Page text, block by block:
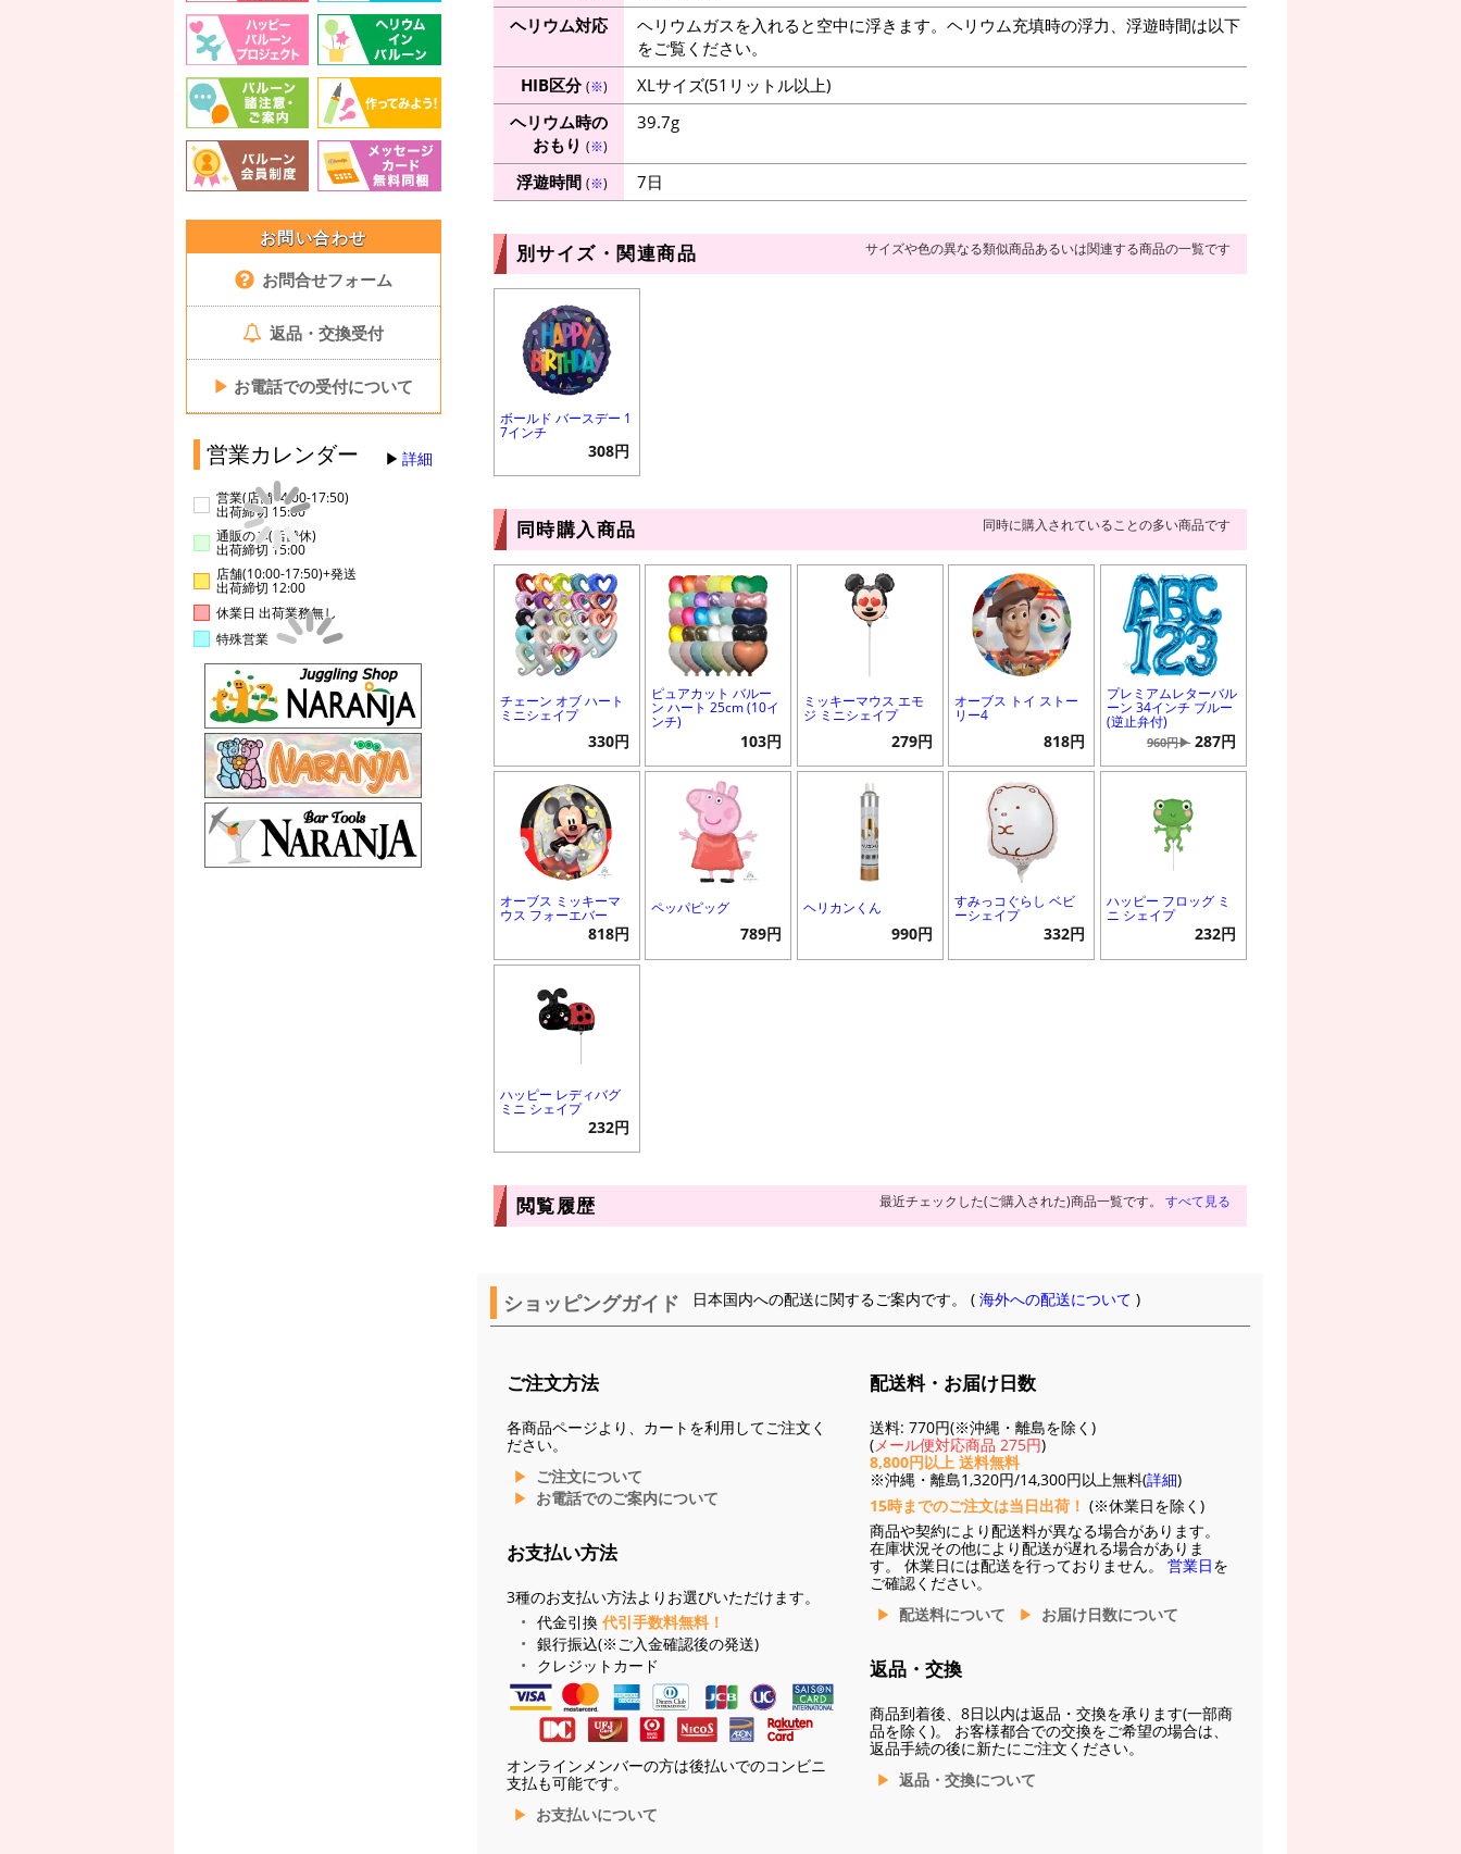
お問い合わせ
お問合せフォーム
返品・交換受付
▶ お電話での受付について
営業カレンダー 詳細
営業(店舗14:00-17:50)
出荷締切 15:00
通販のみ(店舗休)
出荷締切 15:00
店舗(10:00-17:50)+発送
出荷締切 12:00
休業日 出荷業務無し
特殊営業
ヘリウム対応
ヘリウムガスを入れると空中に浮きます。ヘリウム充填時の浮力、浮遊時間は以下
をご覧ください。
HIB区分(※)
XLサイズ(51リットル以上)
ヘリウム時の
おもり (※)
39.7g
浮遊時間 (※) 7日
別サイズ・関連商品 サイズや色の異なる類似商品あるいは関連する商品の一覧です
ボールド バースデー 1
7インチ
308円
同時購入商品 同時に購入されていることの多い商品です
チェーン オブ ハート
ミニシェイプ
330円
ピュアカット バルー
ン ハート 25cm (10イ
ンチ)
103円
ミッキーマウス エモ
ジ ミニシェイプ
279円
オーブス トイ ストー
リー4
818円
プレミアムレターバル
ーン 34インチ ブルー
(逆止弁付)
960円▶ 287円
オーブス ミッキーマ
ウス フォーエバー
818円
ペッパピッグ
789円
ヘリカンくん
990円
すみっコぐらし ベビ
ーシェイプ
332円
ハッピー フロッグ ミ
ニ シェイプ
232円
ハッピー レディバグ
ミニ シェイプ
232円
閲覧履歴 最近チェックした(ご購入された)商品一覧です。 すべて見る
ショッピングガイド 日本国内への配送に関するご案内です。 (海外への配送について )
ご注文方法
各商品ページより、カートを利用してご注文く
ださい。
ご注文について
お電話でのご案内について
お支払い方法
3種のお支払い方法よりお選びいただけます。
代金引換 代引手数料無料！
銀行振込(※ご入金確認後の発送)
クレジットカード
オンラインメンバーの方は後払いでのコンビニ
支払も可能です。
お支払いについて
配送料・お届け日数
送料: 770円(※沖縄・離島を除く)
(メール便対応商品 275円)
8,800円以上 送料無料
※沖縄・離島1,320円/14,300円以上無料(詳細)
15時までのご注文は当日出荷！ (※休業日を除く)
商品や契約により配送料が異なる場合があります。
在庫状況その他により配送が遅れる場合がありま
す。 休業日には配送を行っておりません。 営業日を
ご確認ください。
配送料について
お届け日数について
返品・交換
商品到着後、8日以内は返品・交換を承ります(一部商
品を除く)。 お客様都合での交換をご希望の場合は、
返品手続の後に新たにご注文ください。
返品・交換について